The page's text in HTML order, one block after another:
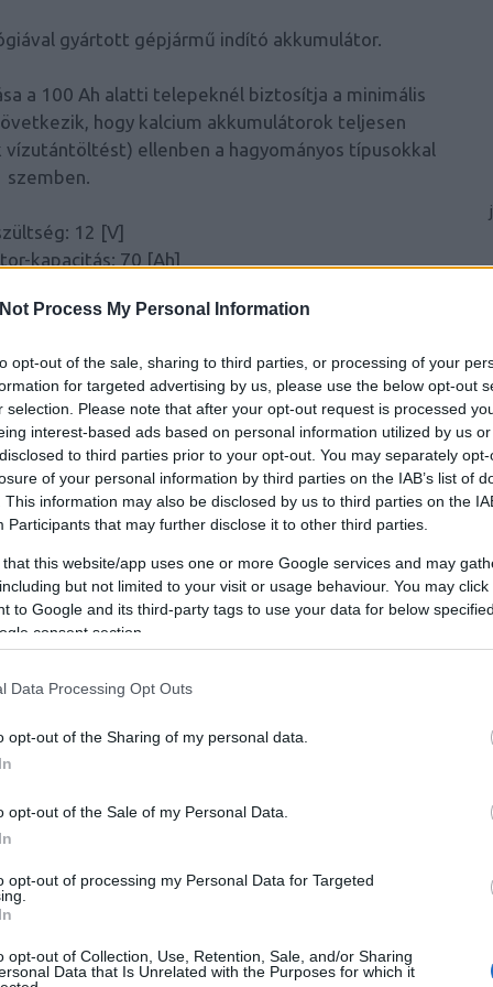
Process My Personal Information
opt-out of the sale, sharing to third parties, or processing of your
for targeted advertising by us, please use the below opt-out
selection. Please note that after your opt-out request is processed
interest-based ads based on personal information utilized by us
to third parties prior to your opt-out. You may separately
of your personal information by third parties on the IAB’s list of
This information may also be disclosed by us to third parties on the
Participants that may further disclose it to other third parties.
that this website/app uses one or more Google services and may
but not limited to your visit or usage behaviour. You may
to Google and its third-party tags to use your data for below
consent section.
Data Processing Opt Outs
opt-out of the Sharing of my personal data.
opt-out of the Sale of my Personal Data.
opt-out of processing my Personal Data for Targeted
opt-out of Collection, Use, Retention, Sale, and/or Sharing
Data that Is Unrelated with the Purposes for which it
gyártott gépjármű indító akkumulátor.
a 100 Ah alatti telepeknél biztosítja a minimális
hogy kalcium akkumulátorok teljesen
ellenben a hagyományos típusokkal
szemben.
12 [V]
kapacitás: 70 [Ah]
Jobb+
173 [mm]
222 [mm]
kivitel: B01
Polaritás: 0
MM
BEJEGYZÉSEK:
Language for